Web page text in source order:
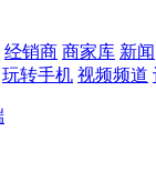
经销商 商家库 新闻
玩转手机 视频频道